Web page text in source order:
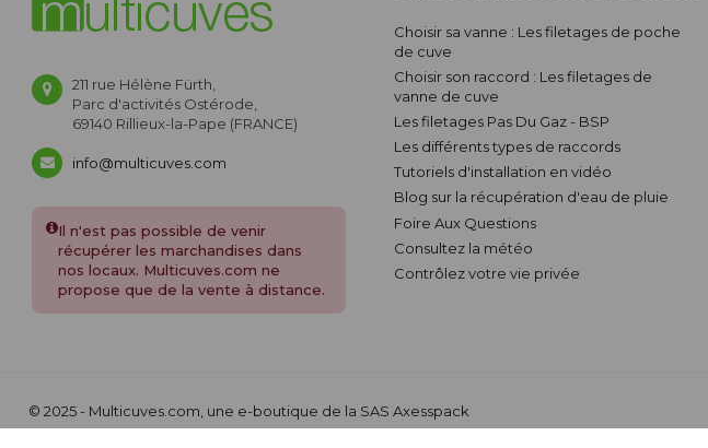
211 rue Hélène Fürth,
Parc d'activités Ostérode,
69140 Rillieux-la-Pape (FRANCE)
info@multicuves.com
Il n'est pas possible de venir
récupérer les marchandises dans
nos locaux. Multicuves.com ne
propose que de la vente à distance.
Choisir sa vanne : Les filetages de poche
de cuve
Choisir son raccord : Les filetages de
vanne de cuve
Les filetages Pas Du Gaz - BSP
Les différents types de raccords
Tutoriels d'installation en vidéo
Blog sur la récupération d'eau de pluie
Foire Aux Questions
Consultez la météo
Contrôlez votre vie privée
© 2025 - Multicuves.com, une e-boutique de la SAS Axesspack